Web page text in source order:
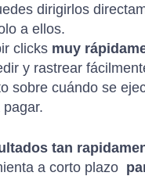
dirigirlos
a ellos.
clicks muy
y rastrear
sobre cuándo se
tan
a corto plazo